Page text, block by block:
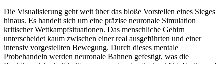
Die Visualisierung geht weit über das bloße Vorstellen eines Sieges
hinaus. Es handelt sich um eine präzise neuronale Simulation
kritischer Wettkampfsituationen. Das menschliche Gehirn
unterscheidet kaum zwischen einer real ausgeführten und einer
intensiv vorgestellten Bewegung. Durch dieses mentale
Probehandeln werden neuronale Bahnen gefestigt, was die